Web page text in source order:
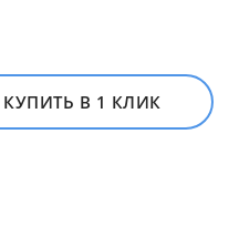
КУПИТЬ В 1 КЛИК